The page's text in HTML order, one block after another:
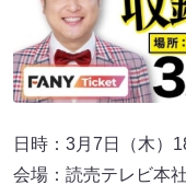
日時：3月7日（木）
会場：読売テレビ本社